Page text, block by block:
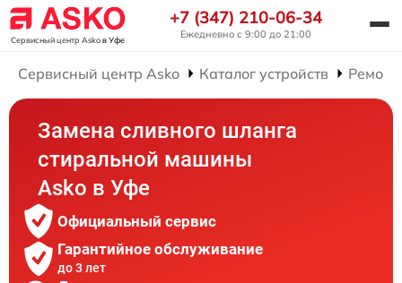
Сервисный центр Askoв Уфе
+7 (347) 210-06-34
Ежедневно с 9:00 до 21:00
Сервисный центр Asko Каталог устройств
Замена сливного шланга
стиральной машины
Asko в Уфе
Официальный сервис
Гарантийное обслуживание
до 3 лет